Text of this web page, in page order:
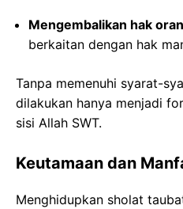
Mengembalikan hak
berkaitan dengan hak
Tanpa memenuhi syarat-
dilakukan hanya menjadi
sisi Allah SWT.
Keutamaan dan
Menghidupkan sholat